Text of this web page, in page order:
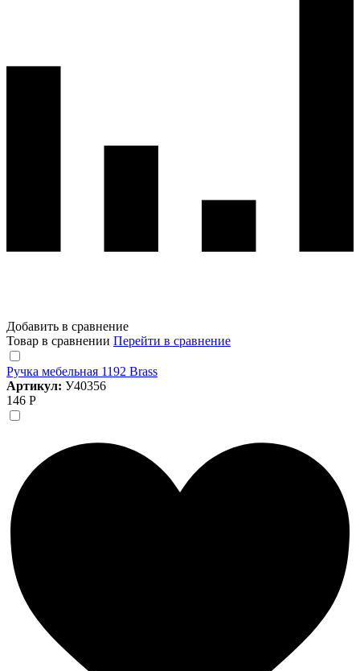
Добавить в сравнение
Товар в сравнении Перейти в сравнение
Ручка мебельная 1192 Brass
Артикул: У40356
146 Р